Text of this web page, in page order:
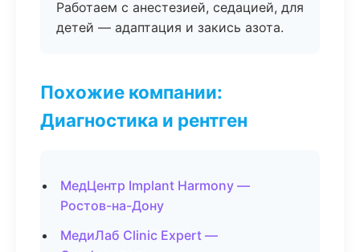
Работаем с анестезией, седацией, для
детей — адаптация и закись азота.
Похожие компании:
Диагностика и рентген
МедЦентр Implant Harmony —
Ростов-на-Дону
МедиЛаб Clinic Expert —